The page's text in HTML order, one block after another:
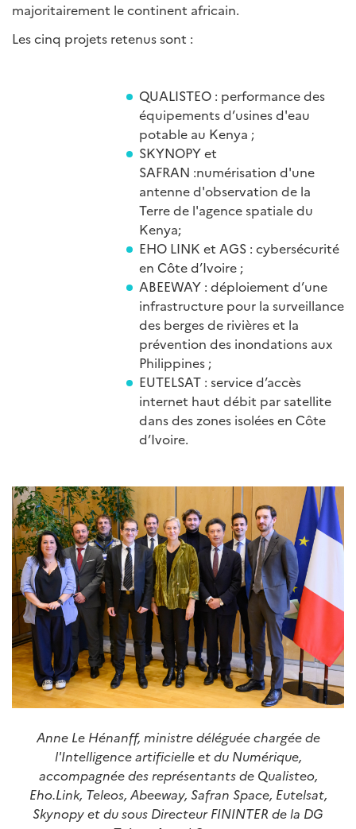
majoritairement le continent africain.
Les cinq projets retenus sont :
QUALISTEO : performance des
équipements d’usines d'eau
potable au Kenya ;
SKYNOPY et
SAFRAN :numérisation d'une
antenne d'observation de la
Terre de l'agence spatiale du
Kenya;
EHO LINK et AGS : cybersécurité
en Côte d’Ivoire ;
ABEEWAY : déploiement d’une
infrastructure pour la surveillance
des berges de rivières et la
prévention des inondations aux
Philippines ;
EUTELSAT : service d’accès
internet haut débit par satellite
dans des zones isolées en Côte
d’Ivoire.
Anne Le Hénanff, ministre déléguée chargée de
l'Intelligence artificielle et du Numérique,
accompagnée des représentants de Qualisteo,
Eho.Link, Teleos, Abeeway, Safran Space, Eutelsat,
Skynopy et du sous Directeur FININTER de la DG